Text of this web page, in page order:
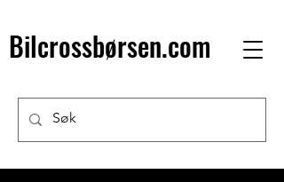
Bilcrossbørsen.com